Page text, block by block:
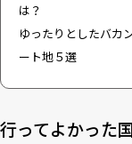
は？
ゆったりとしたバカ
ート地５選
行ってよかった